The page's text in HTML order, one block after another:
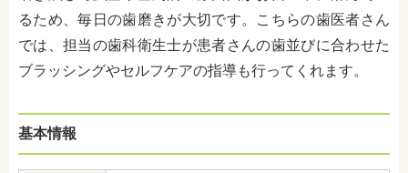
るため、毎日の歯磨きが大切です。こちらの歯医者さん
では、担当の歯科衛生士が患者さんの歯並びに合わせた
ブラッシングやセルフケアの指導も行ってくれます。
基本情報